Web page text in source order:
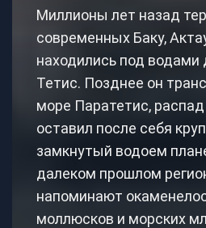
Миллионы лет назад
современных Баку,
находились под водами
Тетис. Позднее он
море Паратетис, распад
оставил после себя
замкнутый водоем
далеком прошлом
напоминают
моллюсков и морских